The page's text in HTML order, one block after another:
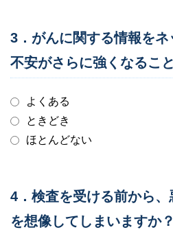
3．がんに関する情報をネ
不安がさらに強くなるこ
よくある
ときどき
ほとんどない
4．検査を受ける前から
を想像してしまいますか？